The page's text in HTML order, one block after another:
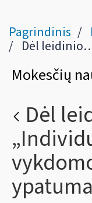
Pagrindinis
Dėl leidinio „Individualios veiklos, vykdomos pagal pažymą, ypatumai“ atnaujinimo
Mokesčių
Dėl